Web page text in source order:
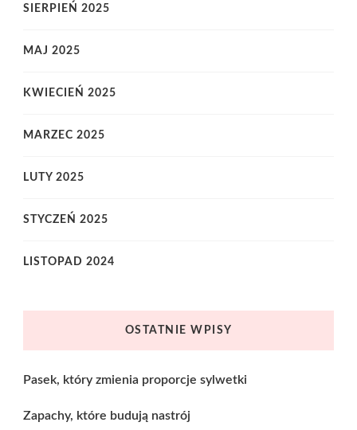
SIERPIEŃ 2025
MAJ 2025
KWIECIEŃ 2025
MARZEC 2025
LUTY 2025
STYCZEŃ 2025
LISTOPAD 2024
OSTATNIE WPISY
Pasek, który zmienia proporcje sylwetki
Zapachy, które budują nastrój